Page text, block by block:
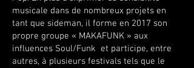
musicale dans de nombreux projets en
tant que sideman, il forme en 2017 son
propre groupe « MAKAFUNK » aux
influences Soul/Funk et participe, entre
autres, à plusieurs festivals tels que le